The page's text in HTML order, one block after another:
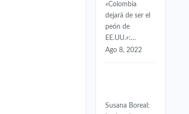
«Colombia
dejará de ser el
peón de
EE.UU.»:…
Ago 8, 2022
Susana Boreal: